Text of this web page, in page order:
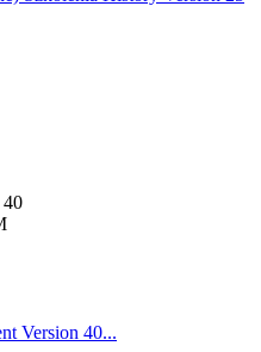
40
Version 40...